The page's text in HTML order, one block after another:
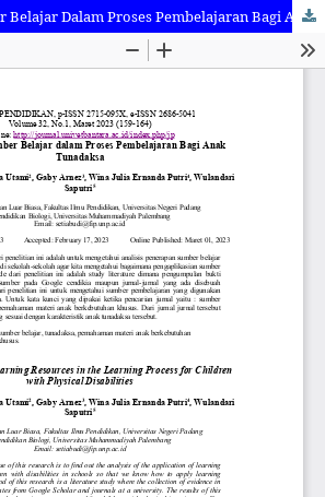
Penerapan Sumber Belajar Dalam Proses Pembelajaran Bagi Anak Tunadaksa